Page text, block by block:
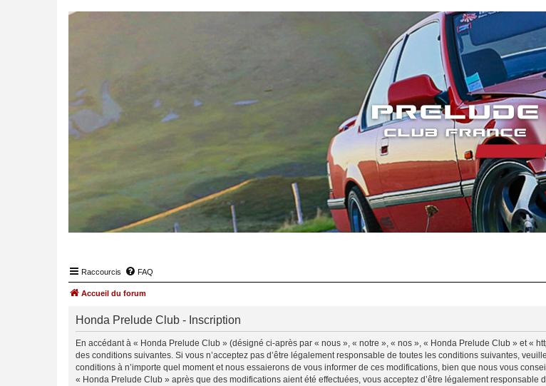
Raccourcis FAQ
Accueil du forum
Honda Prelude Club - Inscription
En accédant à « Honda Prelude Club » (désigné ci-après par « nous », « notre », « nos », « Honda Prelude Club » et «
des conditions suivantes. Si vous n’acceptez pas d’être légalement responsable de toutes les conditions suivantes,
conditions à n’importe quel moment et nous essaierons de vous informer de ces modifications, bien que nous vous
« Honda Prelude Club » après que des modifications aient été effectuées, vous acceptez d’être légalement responsable